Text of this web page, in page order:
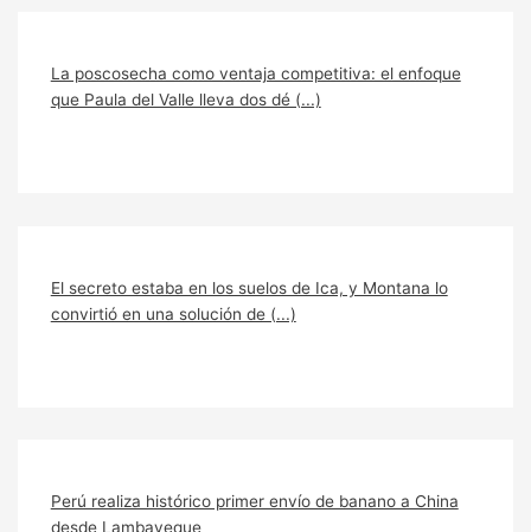
La poscosecha como ventaja competitiva: el enfoque
que Paula del Valle lleva dos dé (...)
El secreto estaba en los suelos de Ica, y Montana lo
convirtió en una solución de (...)
Perú realiza histórico primer envío de banano a China
desde Lambayeque